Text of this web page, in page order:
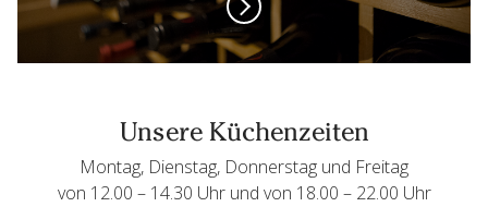
Unsere Küchenzeiten
Montag, Dienstag, Donnerstag und Freitag
von 12.00 – 14.30 Uhr und von 18.00 – 22.00 Uhr